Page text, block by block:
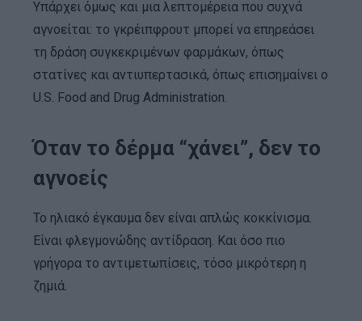
Υπάρχει όμως και μια λεπτομέρεια που συχνά
αγνοείται: το γκρέιπφρουτ μπορεί να επηρεάσει
τη δράση συγκεκριμένων φαρμάκων, όπως
στατίνες και αντιυπερτασικά, όπως επισημαίνει ο
U.S. Food and Drug Administration.
Όταν το δέρμα “χάνει”, δεν το
αγνοείς
Το ηλιακό έγκαυμα δεν είναι απλώς κοκκίνισμα.
Είναι φλεγμονώδης αντίδραση. Και όσο πιο
γρήγορα το αντιμετωπίσεις, τόσο μικρότερη η
ζημιά.